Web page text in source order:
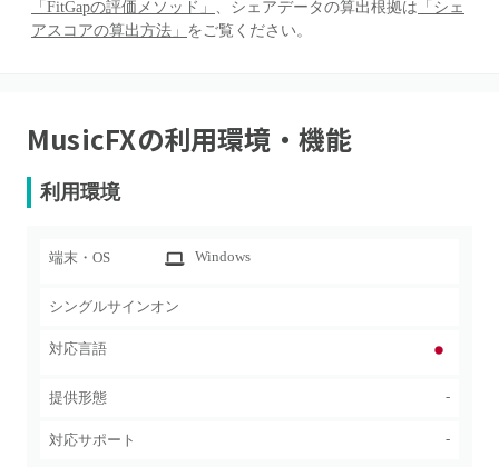
「FitGapの評価メソッド」 、シェアデータの算出根拠は 「シェ
アスコアの算出方法」 をご覧ください。
MusicFXの利用環境・機能
利用環境
端末・OS Windows
シングルサインオン
対応言語
提供形態 -
対応サポート -